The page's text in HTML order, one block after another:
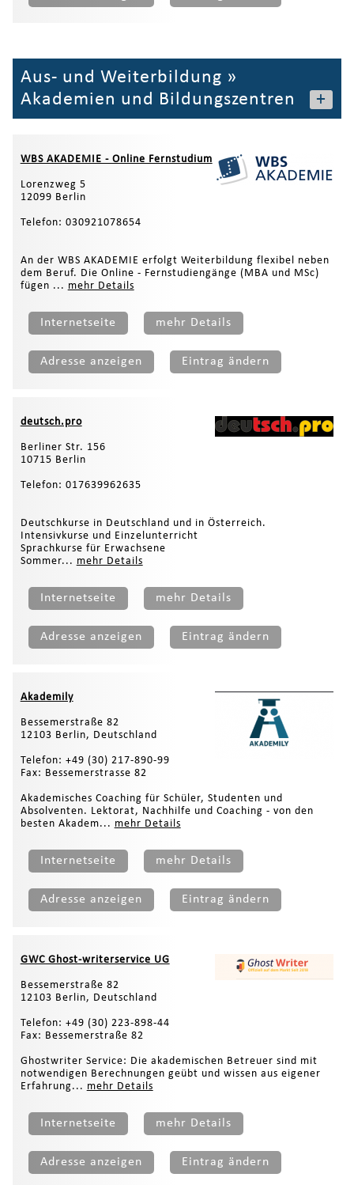
Aus- und Weiterbildung »
Akademien und Bildungszentren
+
WBS AKADEMIE - Online Fernstudium
Lorenzweg 5
12099 Berlin
Telefon: 030921078654
An der WBS AKADEMIE erfolgt Weiterbildung flexibel neben
dem Beruf. Die Online - Fernstudiengänge (MBA und MSc)
fügen ... mehr Details
Internetseite mehr Details
Adresse anzeigen Eintrag ändern
deutsch.pro
Berliner Str. 156
10715 Berlin
Telefon: 017639962635
Deutschkurse in Deutschland und in Österreich.
Intensivkurse und Einzelunterricht
Sprachkurse für Erwachsene
Sommer... mehr Details
Internetseite mehr Details
Adresse anzeigen Eintrag ändern
Akademily
Bessemerstraße 82
12103 Berlin, Deutschland
Telefon: +49 (30) 217-890-99
Fax: Bessemerstrasse 82
Akademisches Coaching für Schüler, Studenten und
Absolventen. Lektorat, Nachhilfe und Coaching - von den
besten Akadem... mehr Details
Internetseite mehr Details
Adresse anzeigen Eintrag ändern
GWC Ghost-writerservice UG
Bessemerstraße 82
12103 Berlin, Deutschland
Telefon: +49 (30) 223-898-44
Fax: Bessemerstraße 82
Ghostwriter Service: Die akademischen Betreuer sind mit
notwendigen Berechnungen geübt und wissen aus eigener
Erfahrung... mehr Details
Internetseite mehr Details
Adresse anzeigen Eintrag ändern